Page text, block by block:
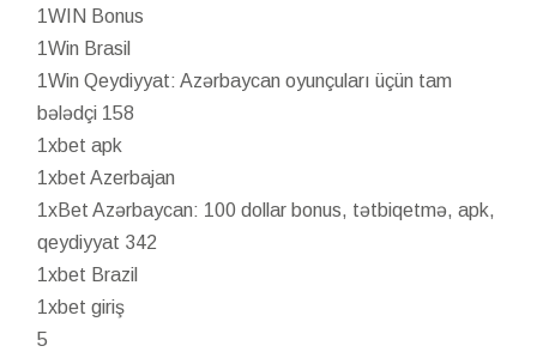
1WIN Bonus
1Win Brasil
1Win Qeydiyyat: Azərbaycan oyunçuları üçün tam
bələdçi 158
1xbet apk
1xbet Azerbajan
1xBet Azərbaycan: 100 dollar bonus, tətbiqetmə, apk,
qeydiyyat 342
1xbet Brazil
1xbet giriş
5